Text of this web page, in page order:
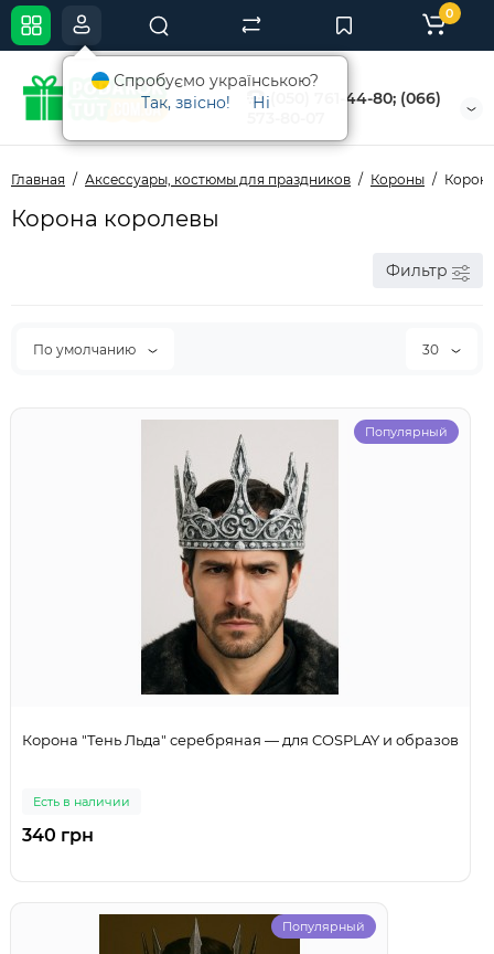
(050) 761-44-80; (066)
0
Главная Аксессуары, костюмы для праздников Короны
Корона королевы
Фильтр
По умолчанию 30
Популярный
Корона "Тень Льда" серебряная — для COSPLAY и образов
Есть в наличии
340 грн
Популярный
Спробуємо українською?
Так, звісно!
Ні